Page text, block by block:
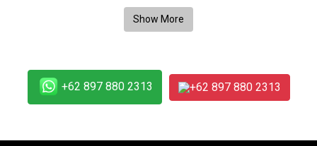
+62 897 880 2313 +62 897 880 2313